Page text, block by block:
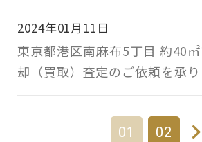
2024年01月11日
東京都港区南麻布5丁目 約40
却（買取）査定のご依頼を承
01 02